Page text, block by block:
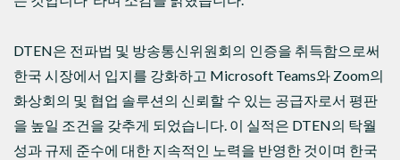
DTEN은 전파법 및 방송통신위원회의 인증을 취득함으로써
한국 시장에서 입지를 강화하고 Microsoft Teams와 Zoom의
화상회의 및 협업 솔루션의 신뢰할 수 있는 공급자로서 평판
을 높일 조건을 갖추게 되었습니다. 이 실적은 DTEN의 탁월
성과 규제 준수에 대한 지속적인 노력을 반영한 것이며 한국